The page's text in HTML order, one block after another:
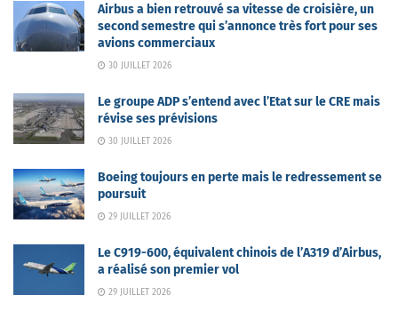
Airbus a bien retrouvé sa vitesse de croisière, un
second semestre qui s’annonce très fort pour ses
avions commerciaux
30 JUILLET 2026
Le groupe ADP s’entend avec l’Etat sur le CRE mais
révise ses prévisions
30 JUILLET 2026
Boeing toujours en perte mais le redressement se
poursuit
29 JUILLET 2026
Le C919-600, équivalent chinois de l’A319 d’Airbus,
a réalisé son premier vol
29 JUILLET 2026